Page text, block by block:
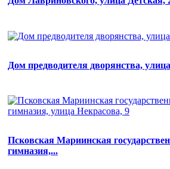
Дом предводителя дворянства,
Псковская Мариинская
гимназия,...